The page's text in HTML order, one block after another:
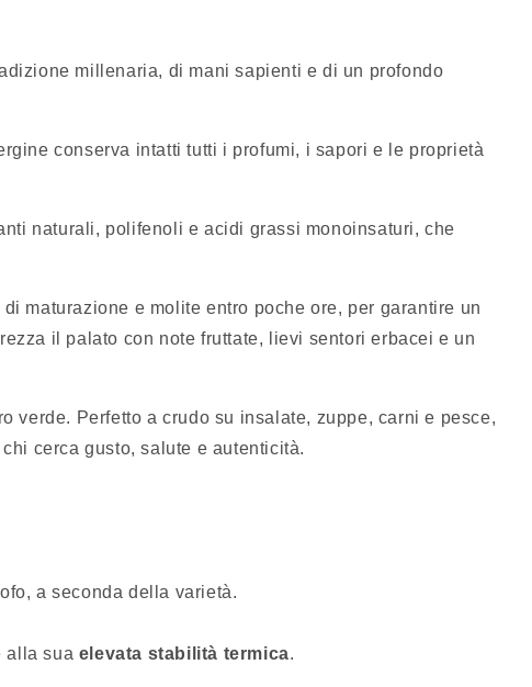
millenaria, di mani sapienti e di un profondo
conserva intatti tutti i profumi, i sapori e le proprietà
naturali, polifenoli e acidi grassi monoinsaturi, che
maturazione e molite entro poche ore, per garantire un
il palato con note fruttate, lievi sentori erbacei e un
verde. Perfetto a crudo su insalate, zuppe, carni e pesce,
cerca gusto, salute e autenticità.
a seconda della varietà.
alla sua elevata stabilità termica.